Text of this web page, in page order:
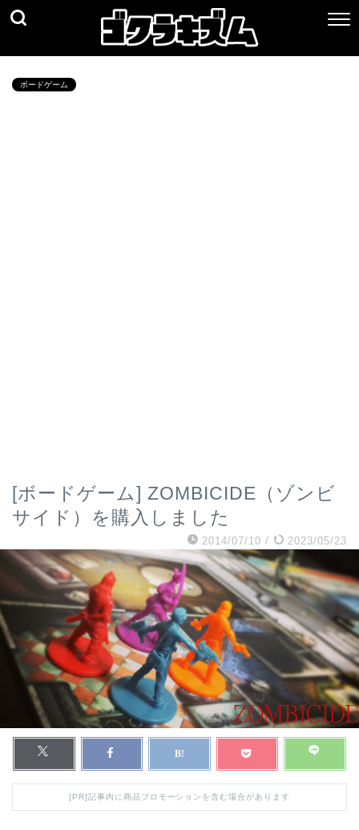
ボードゲーム
[ボードゲーム] ZOMBICIDE（ゾンビ
サイド）を購入しました
2014/07/10 / 2023/05/23
[PR]記事内に商品プロモーションを含む場合があります